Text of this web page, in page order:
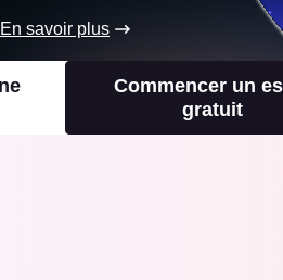
Commencer un
gratuit
En savoir plus